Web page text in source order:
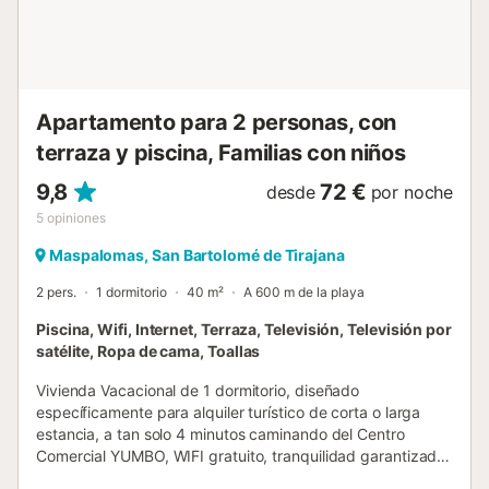
Apartamento para 2 personas, con
terraza y piscina, Familias con niños
9,8
5 opiniones
desde 72 € por noche
Maspalomas, San Bartolomé de Tirajana
2 pers. 1 dormitorio 40 m² A 600 m de la playa
Piscina, Wifi, Internet, Terraza, Televisión, Televisión por
satélite, Ropa de cama, Toallas
Vivienda Vacacional de 1 dormitorio, diseñado
específicamente para alquiler turístico de corta o larga
estancia, a tan solo 4 minutos caminando del Centro
Comercial YUMBO, WIFI gratuito, tranquilidad garantizada,